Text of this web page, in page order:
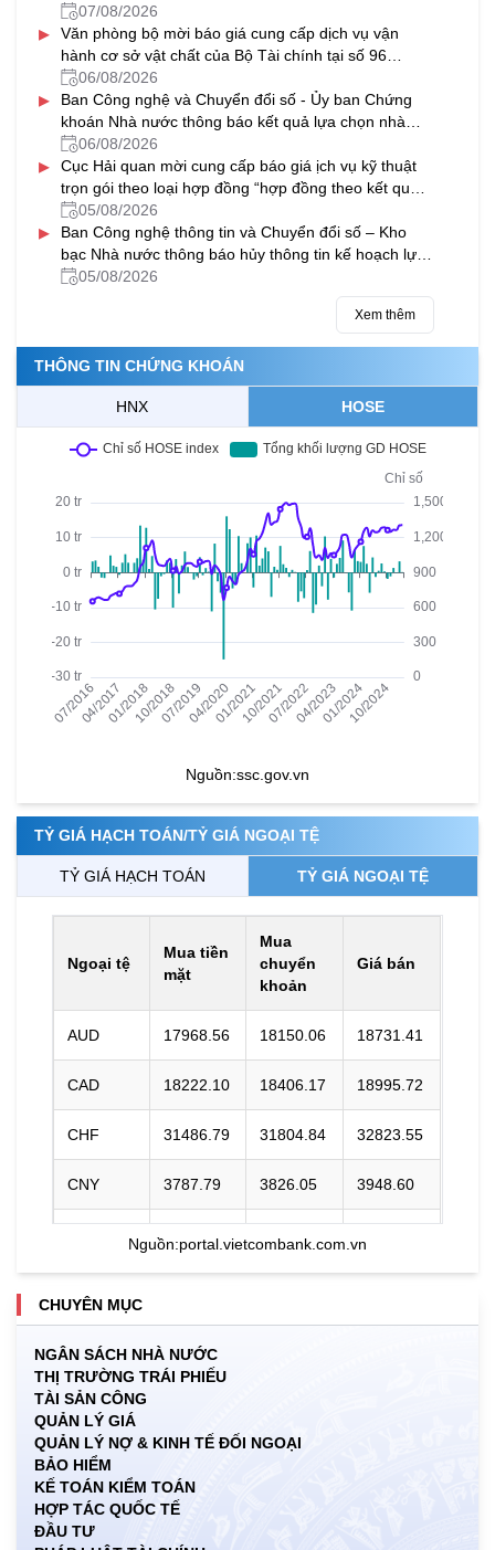
làm việc trong môi trường số, chuyển đổi số của
ngành Hải quan (02 lớp)
07/08/2026
▸
Văn phòng bộ mời báo giá cung cấp dịch vụ vận
hành cơ sở vật chất của Bộ Tài chính tại số 96
Nguyễn Viết Xuân, Hà Đông, Hà Nội năm 2027-
2028
06/08/2026
▸
Ban Công nghệ và Chuyển đổi số - Ủy ban Chứng
khoán Nhà nước thông báo kết quả lựa chọn nhà
thầu gói thầu “Thuê dịch vụ phần mềm gửi tin nhắn
(SMS) hỗ trợ một số hệ thống CNTT của Ủy ban
Chứng khoán Nhà nước giai đoạn 2026-2029”
06/08/2026
▸
Cục Hải quan mời cung cấp báo giá ịch vụ kỹ thuật
trọn gói theo loại hợp đồng “hợp đồng theo kết quả
đầu ra” cho các máy soi container của ngành Hải
quan
05/08/2026
▸
Ban Công nghệ thông tin và Chuyển đổi số – Kho
bạc Nhà nước thông báo hủy thông tin kế hoạch lựa
chọn nhà thầu Bảo hành máy chủ và nâng cấp phần
mềm sao lưu dữ liệu tại các KBNN địa phương
05/08/2026
Xem thêm
THÔNG TIN CHỨNG KHOÁN
HNX HOSE
Nguồn:ssc.gov.vn
TỶ GIÁ HẠCH TOÁN/TỶ GIÁ NGOẠI TỆ
TỶ GIÁ HẠCH TOÁN TỶ GIÁ NGOẠI TỆ
Ngoại tệ
Mua tiền
mặt
Mua
chuyển
khoản
Giá bán
AUD 17968.56 18150.06 18731.41
CAD 18222.10 18406.17 18995.72
CHF 31486.79 31804.84 32823.55
CNY 3787.79 3826.05 3948.60
HKD 3247.93
JPY 159.79
KRW
Nguồn:portal.vietcombank.com.vn
CHUYÊN MỤC
NGÂN SÁCH NHÀ NƯỚC
THỊ TRƯỜNG TRÁI PHIẾU
TÀI SẢN CÔNG
QUẢN LÝ GIÁ
QUẢN LÝ NỢ & KINH TẾ ĐỐI NGOẠI
BẢO HIỂM
KẾ TOÁN KIỂM TOÁN
HỢP TÁC QUỐC TẾ
ĐẦU TƯ